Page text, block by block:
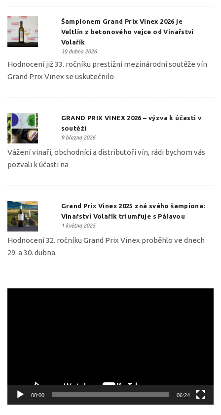
Šampionem Grand Prix Vinex 2026 je
Veltlín z betonového vejce od Vinařství
Volařík
30 dubna 2026
Hodnocení již 33. ročníku prestižní mezinárodní soutěže vín
Grand Prix Vinex se uskutečnilo
GRAND PRIX VINEX 2026 – výzva k účasti v
soutěži
9 března 2026
Vážení vinaři, obchodníci a distributoři vín, rádi bychom vás
pozvali k účasti na
Grand Prix Vinex 2025 zná svého šampiona:
Vinařství Volařík triumfuje s Pálavou
1 května 2025
Hodnocení 32. ročníku Grand Prix Vinex proběhlo ve dnech
29. a 30. dubna.
00:00 06:24